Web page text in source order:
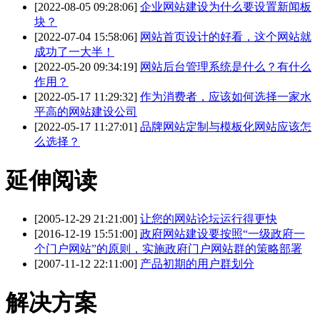
[2022-08-05 09:28:06] 企业网站建设为什么要设置新闻板
块？
[2022-07-04 15:58:06] 网站首页设计的好看，这个网站就
成功了一大半！
[2022-05-20 09:34:19] 网站后台管理系统是什么？有什么
作用？
[2022-05-17 11:29:32] 作为消费者，应该如何选择一家水
平高的网站建设公司
[2022-05-17 11:27:01] 品牌网站定制与模板化网站应该怎
么选择？
延伸阅读
[2005-12-29 21:21:00] 让您的网站论坛运行得更快
[2016-12-19 15:51:00] 政府网站建设要按照“一级政府一
个门户网站”的原则，实施政府门户网站群的策略部署
[2007-11-12 22:11:00] 产品初期的用户群划分
解决方案